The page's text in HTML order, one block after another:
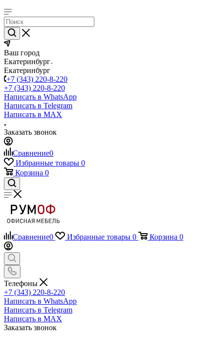
Ваш город
Екатеринбург
Екатеринбург
+7 (343) 220-8-220
+7 (343) 220-8-220
Написать в WhatsApp
Написать в Telegram
Написать в MAX
Заказать звонок
Сравнение0
Избранные товары 0
Корзина 0
Сравнение0 Избранные товары 0 Корзина 0
Телефоны
+7 (343) 220-8-220
Написать в WhatsApp
Написать в Telegram
Написать в MAX
Заказать звонок